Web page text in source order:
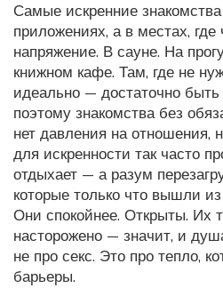
Самые искренние
приложениях, а в местах, где
напряжение. В сауне. На
книжном кафе. Там, где не
идеально — достаточно
поэтому знакомства без
нет давления на отношения,
для искренности так часто
отдыхает — а разум
которые только что вышли
Они спокойнее. Открыты. Их
насторожено — значит, и
не про секс. Это про тепло,
барьеры.